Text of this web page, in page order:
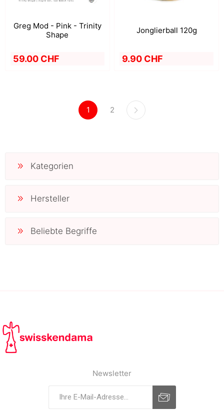
Greg Mod - Pink - Trinity
Shape
59.00 CHF
Jonglierball 120g
9.90 CHF
1 2
Kategorien
Hersteller
Beliebte Begriffe
Newsletter